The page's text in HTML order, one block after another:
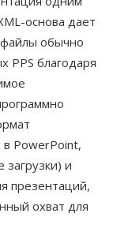
основа дает
обычно
PPS благодаря
PowerPoint,
загрузки) и
презентаций,
охват для